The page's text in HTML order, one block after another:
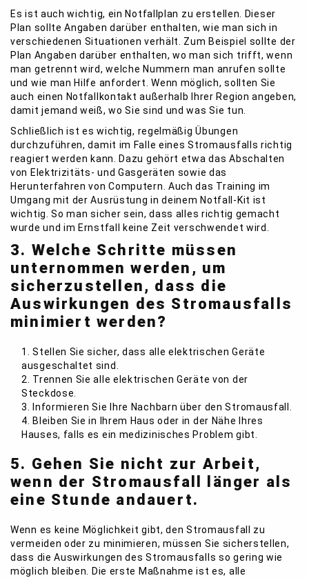
Es ist auch wichtig, ein Notfallplan zu erstellen. Dieser
Plan sollte Angaben darüber enthalten, wie man sich in
verschiedenen Situationen verhält. Zum Beispiel sollte der
Plan Angaben darüber enthalten, wo man sich trifft, wenn
man getrennt wird, welche Nummern man anrufen sollte
und wie man Hilfe anfordert. Wenn möglich, sollten Sie
auch einen Notfallkontakt außerhalb Ihrer Region angeben,
damit jemand weiß, wo Sie sind und was Sie tun.
Schließlich ist es wichtig, regelmäßig Übungen
durchzuführen, damit im Falle eines Stromausfalls richtig
reagiert werden kann. Dazu gehört etwa das Abschalten
von Elektrizitäts- und Gasgeräten sowie das
Herunterfahren von Computern. Auch das Training im
Umgang mit der Ausrüstung in deinem Notfall-Kit ist
wichtig. So man sicher sein, dass alles richtig gemacht
wurde und im Ernstfall keine Zeit verschwendet wird.
3. Welche Schritte müssen
unternommen werden, um
sicherzustellen, dass die
Auswirkungen des Stromausfalls
minimiert werden?
1. Stellen Sie sicher, dass alle elektrischen Geräte
ausgeschaltet sind.
2. Trennen Sie alle elektrischen Geräte von der
Steckdose.
3. Informieren Sie Ihre Nachbarn über den Stromausfall.
4. Bleiben Sie in Ihrem Haus oder in der Nähe Ihres
Hauses, falls es ein medizinisches Problem gibt.
5. Gehen Sie nicht zur Arbeit,
wenn der Stromausfall länger als
eine Stunde andauert.
Wenn es keine Möglichkeit gibt, den Stromausfall zu
vermeiden oder zu minimieren, müssen Sie sicherstellen,
dass die Auswirkungen des Stromausfalls so gering wie
möglich bleiben. Die erste Maßnahme ist es, alle